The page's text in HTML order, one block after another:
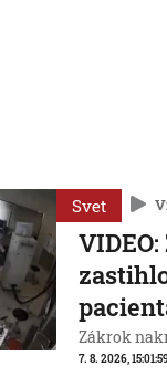
Svet
Zákrok
7. 8. 2026,